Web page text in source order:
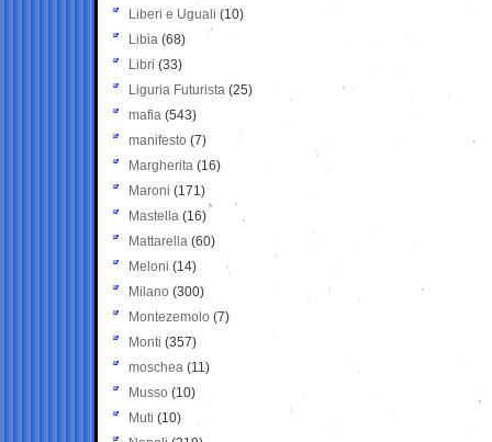
Liberi e Uguali (10)
Libia (68)
Libri (33)
Liguria Futurista (25)
mafia (543)
manifesto (7)
Margherita (16)
Maroni (171)
Mastella (16)
Mattarella (60)
Meloni (14)
Milano (300)
Montezemolo (7)
Monti (357)
moschea (11)
Musso (10)
Muti (10)